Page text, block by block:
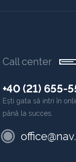
Call center
+40 (21) 655-
Ești gata să intri în
până la succes.